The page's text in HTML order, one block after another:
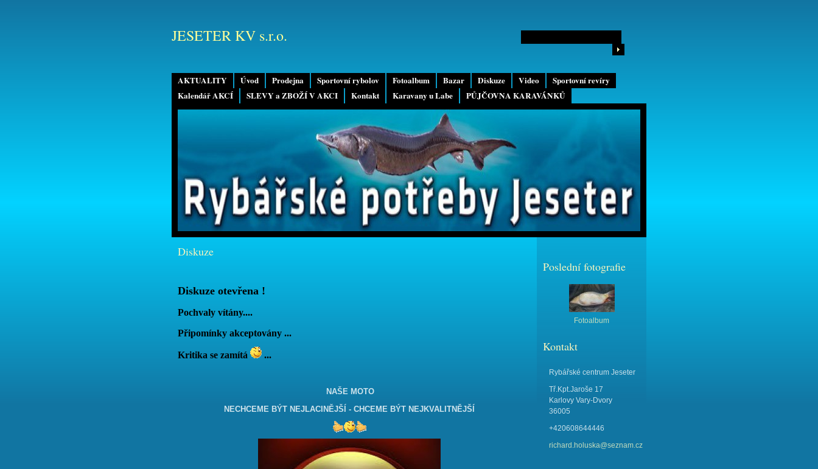
AKTUALITY Úvod Prodejna Sportovní rybolov Fotoalbum Bazar Diskuze Video
Sportovní revíry
Kalendář AKCÍ
SLEVY a ZBOŽÍ V AKCI Kontakt Karavany u Labe PŮJČOVNA KARAVÁNKŮ
JESETER KV s.r.o.
Diskuze
Diskuze otevřena !
Pochvaly vítány....
Připomínky akceptovány ...
Kritika se zamítá ...
NAŠE MOTO
NECHCEME BÝT NEJLACINĚJŠÍ - CHCEME BÝT NEJKVALITNĚJŠÍ
Poslední fotografie
Fotoalbum
Kontakt
Rybářské centrum Jeseter
Tř.Kpt.Jaroše 17
Karlovy Vary-Dvory
36005
+420608644446
richard.holuska@seznam.cz